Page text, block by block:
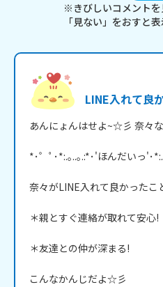
※きびしいコメント
「見ない」をおすと
LINE入れて良
あんにょんはせよ~☆彡 奈々
*･゜ﾟ･*:.｡..｡.:*･'ほんだいっ'･*:.
奈々がLINE入れて良かった
＊親とすぐ連絡が取れて安心!
＊友達との仲が深まる!
こんなかんじだよ☆彡